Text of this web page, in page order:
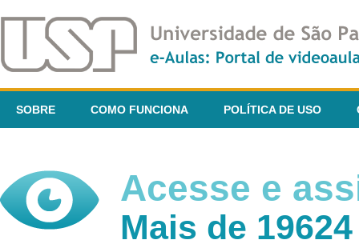
SOBRE COMO FUNCIONA POLÍTICA DE USO
Acesse e
Mais de